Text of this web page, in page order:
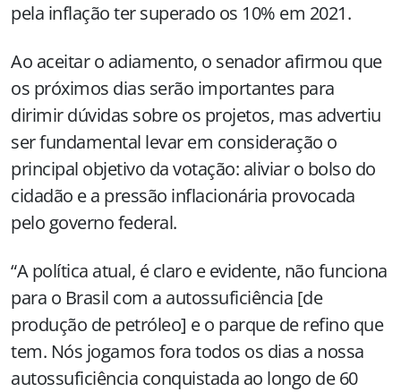
pela inflação ter superado os 10% em 2021.
Ao aceitar o adiamento, o senador afirmou que
os próximos dias serão importantes para
dirimir dúvidas sobre os projetos, mas advertiu
ser fundamental levar em consideração o
principal objetivo da votação: aliviar o bolso do
cidadão e a pressão inflacionária provocada
pelo governo federal.
“A política atual, é claro e evidente, não funciona
para o Brasil com a autossuficiência [de
produção de petróleo] e o parque de refino que
tem. Nós jogamos fora todos os dias a nossa
autossuficiência conquistada ao longo de 60